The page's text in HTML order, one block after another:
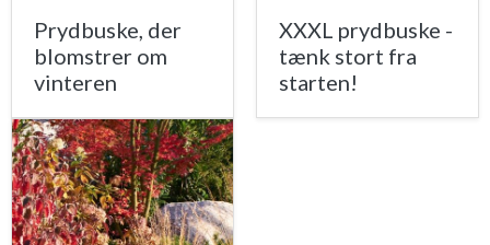
Prydbuske, der
blomstrer om
vinteren
XXXL prydbuske -
tænk stort fra
starten!